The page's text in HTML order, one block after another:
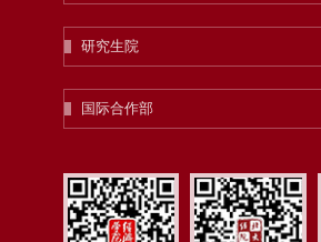
研究生院
国际合作部